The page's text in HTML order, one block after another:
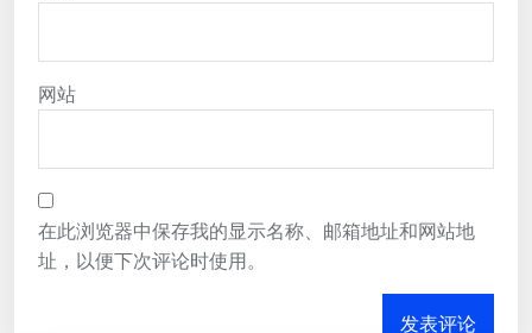
网站
在此浏览器中保存我的显示名称、邮箱地址和网站地
址，以便下次评论时使用。